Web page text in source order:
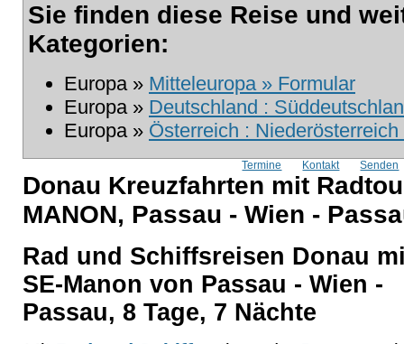
Sie finden diese Reise und
Kategorien:
Europa » Mitteleuropa » Formular
Europa » Deutschland :
Europa » Österreich :
Termine Kontakt Senden
Donau Kreuzfahrten mit
MANON, Passau - Wien -
Rad und Schiffsreisen Donau
SE-Manon von Passau - Wien -
Passau, 8 Tage, 7 Nächte